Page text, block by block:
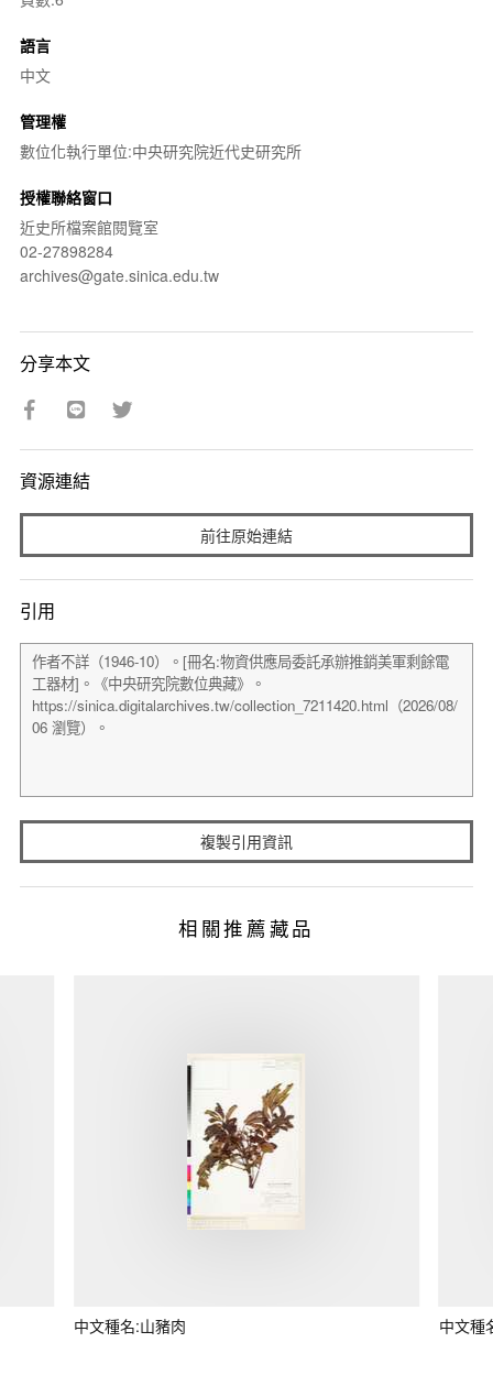
語言
中文
管理權
數位化執行單位:中央研究院近代史研究所
授權聯絡窗口
近史所檔案館閱覽室
02-27898284
archives@gate.sinica.edu.tw
分享本文
資源連結
前往原始連結
引用
複製引用資訊
相關推薦藏品
中文種名:山豬肉 中文種